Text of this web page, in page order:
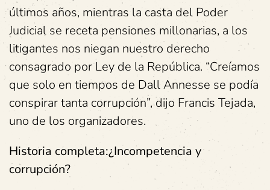
últimos años, mientras la casta del Poder
Judicial se receta pensiones millonarias, a los
litigantes nos niegan nuestro derecho
consagrado por Ley de la República. “Creíamos
que solo en tiempos de Dall Annesse se podía
conspirar tanta corrupción”, dijo Francis Tejada,
uno de los organizadores.
Historia completa:¿Incompetencia y
corrupción?